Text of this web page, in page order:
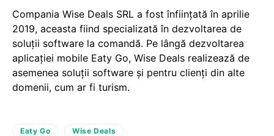
Compania Wise Deals SRL a fost înfiinţată în aprilie
2019, aceasta fiind specializată în dezvoltarea de
soluţii software la comandă. Pe lângă dezvoltarea
aplicaţiei mobile Eaty Go, Wise Deals realizează de
asemenea soluţii software şi pentru clienţi din alte
domenii, cum ar fi turism.
Eaty Go Wise Deals